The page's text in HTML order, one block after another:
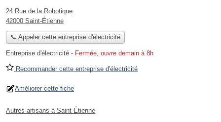
24 Rue de la Robotique
42000 Saint-Étienne
📞 Appeler cette entreprise d'électricité
Entreprise d'électricité - Fermée, ouvre demain à 8h
Recommander cette entreprise d'électricité
Améliorer cette fiche
Autres artisans à Saint-Étienne